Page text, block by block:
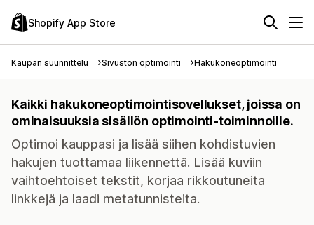
Shopify App Store
Kaupan suunnittelu Sivuston optimointi Hakukoneoptimointi
Kaikki hakukoneoptimointisovellukset, joissa on
ominaisuuksia sisällön optimointi-toiminnoille.
Optimoi kauppasi ja lisää siihen kohdistuvien
hakujen tuottamaa liikennettä. Lisää kuviin
vaihtoehtoiset tekstit, korjaa rikkoutuneita
linkkejä ja laadi metatunnisteita.